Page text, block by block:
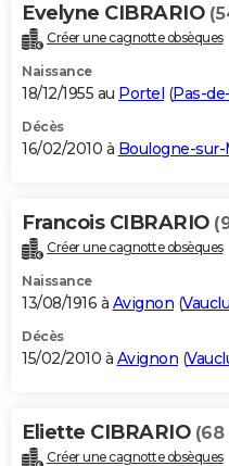
Evelyne CIBRARIO
Créer une cagnotte obsèques
Naissance
18/12/1955 au Portel (Pas-
Décès
16/02/2010 à Boulogne-sur-
Francois CIBRARIO
Créer une cagnotte obsèques
Naissance
13/08/1916 à Avignon (
Décès
15/02/2010 à Avignon (
Eliette CIBRARIO (68
Créer une cagnotte obsèques